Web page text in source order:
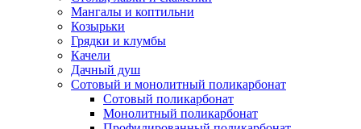
Мангалы и коптильни
Козырьки
Грядки и клумбы
Качели
Дачный душ
Сотовый и монолитный поликарбонат
Сотовый поликарбонат
Монолитный поликарбонат